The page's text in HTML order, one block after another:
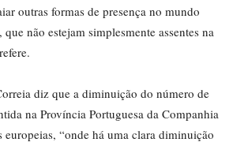
outras formas de presença no mundo
não estejam simplesmente assentes na
diz que a diminuição do número de
na Província Portuguesa da Companhia
europeias, “onde há uma clara diminuição